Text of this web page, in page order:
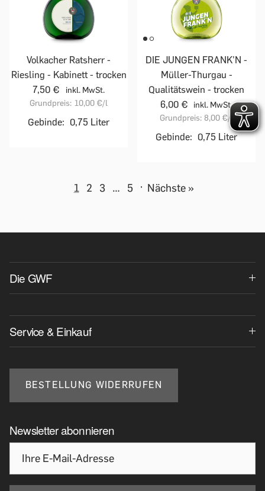
Volkacher Ratsherr -
Riesling - Kabinett - trocken
7,50 €
inkl. MwSt.
Grundpreis: 10,00 €/l
Gebinde: 0,75 Liter
DIE JUNGEN FRANK'N -
Müller-Thurgau -
Qualitätswein - trocken
6,00 €
inkl. MwSt.
Grundpreis: 8,00 €/l
Gebinde: 0,75 Liter
1 2 3 … 5 · Nächste »
Die GWF
Service & Einkauf
BESTELLUNG WIDERRUFEN
Newsletter abonnieren